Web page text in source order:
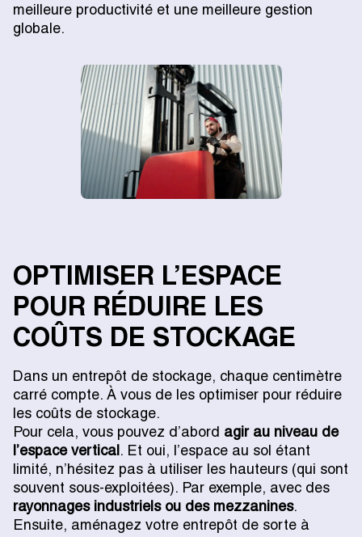
meilleure productivité et une meilleure gestion
globale.
OPTIMISER L’ESPACE
POUR RÉDUIRE LES
COÛTS DE STOCKAGE
Dans un entrepôt de stockage, chaque centimètre
carré compte. À vous de les optimiser pour réduire
les coûts de stockage.
Pour cela, vous pouvez d’abord agir au niveau de
l’espace vertical . Et oui, l’espace au sol étant
limité, n’hésitez pas à utiliser les hauteurs (qui sont
souvent sous-exploitées). Par exemple, avec des
rayonnages industriels ou des mezzanines.
Ensuite, aménagez votre entrepôt de sorte à